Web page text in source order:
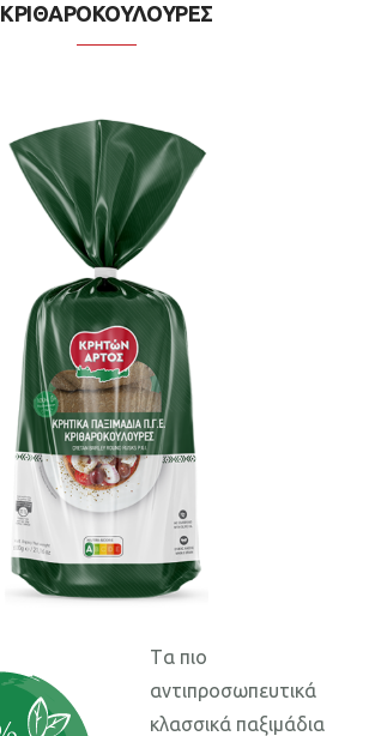
ΚΡΙΘΑΡΟΚΟΥΛΟΥΡΕΣ
Tα πιο
αντιπροσωπευτικά
κλασσικά παξιμάδια